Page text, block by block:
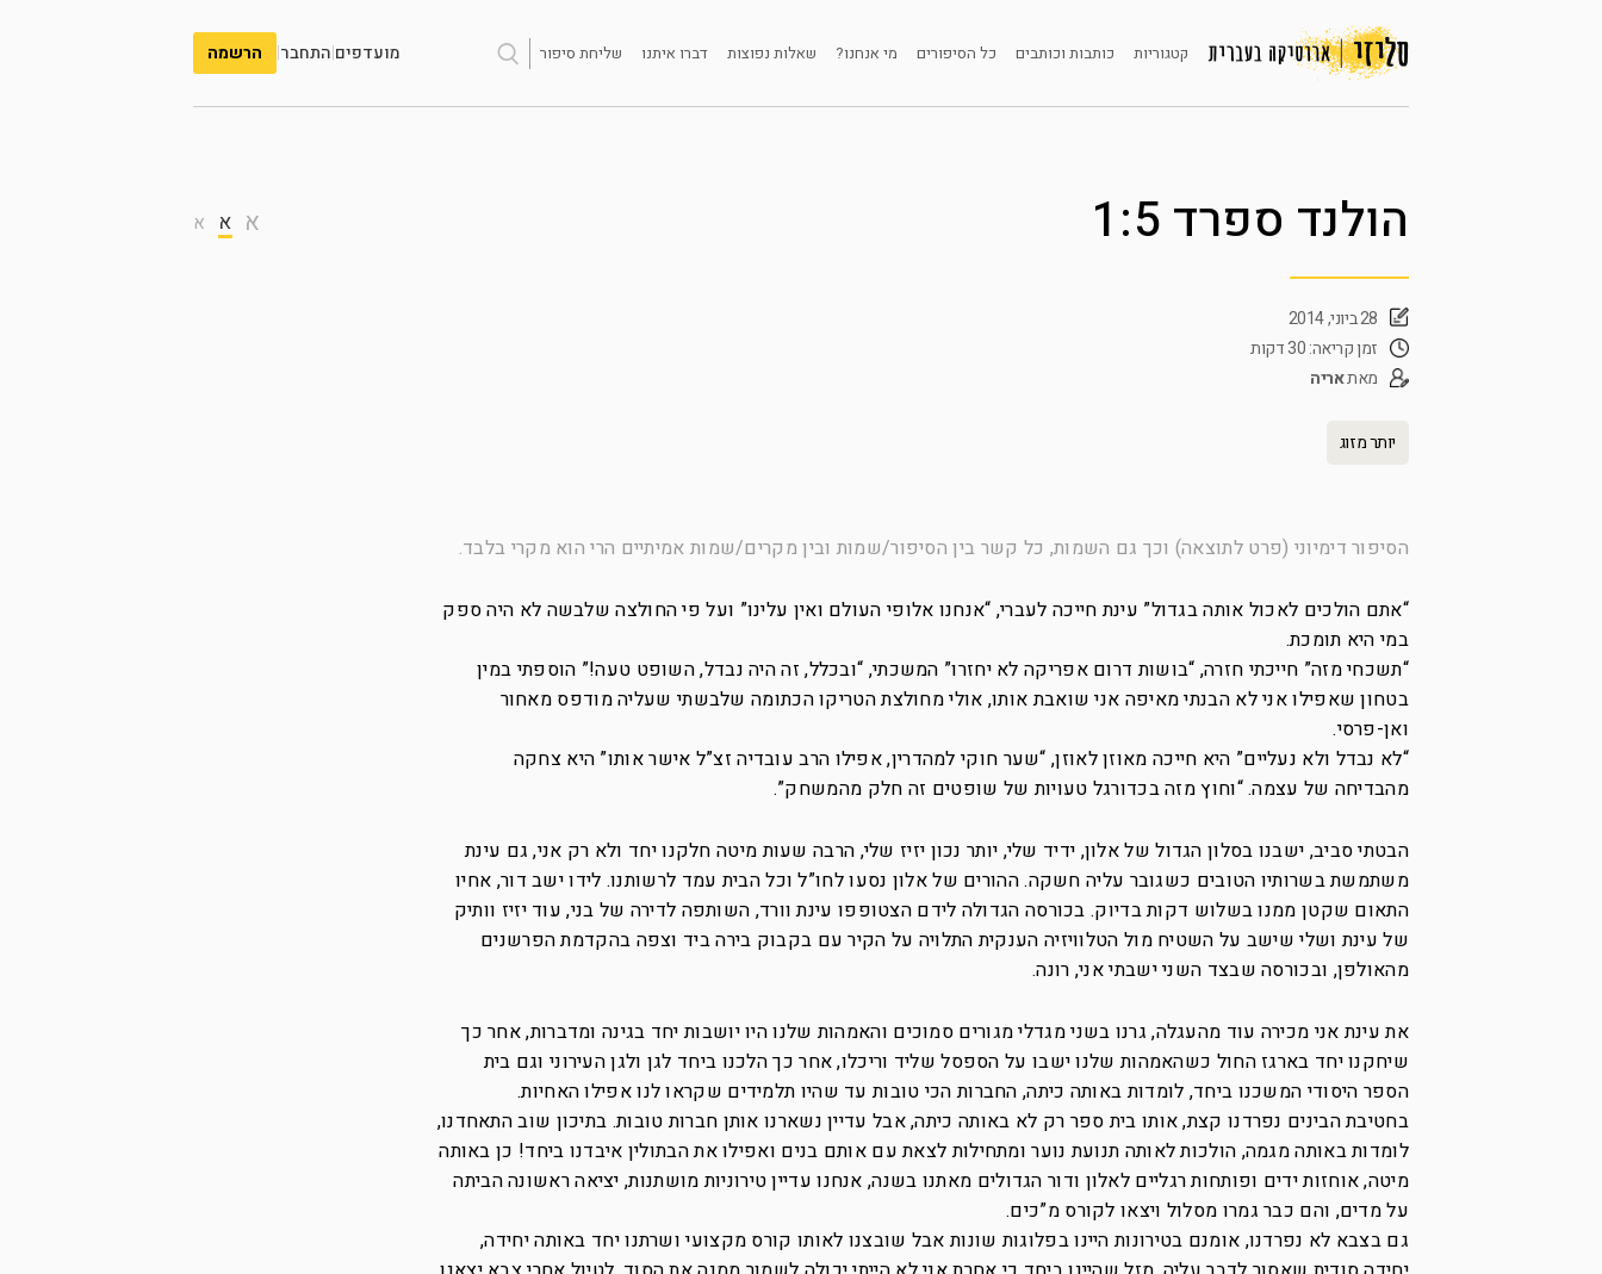
קטגוריות כותבות וכותבים כל הסיפורים מי אנחנו? שאלות נפוצות דברו איתנו שליחת סיפור מועדפים|התחבר| הרשמה
הולנד ספרד 1:5 א א א
28 ביוני, 2014
זמן קריאה: 30 דקות
מאתאריה
יותר מזוג
הסיפור דימיוני (פרט לתוצאה) וכך גם השמות, כל קשר בין הסיפור/שמות ובין מקרים/שמות אמיתיים הרי הוא מקרי בלבד.
“אתם הולכים לאכול אותה בגדול” עינת חייכה לעברי, “אנחנו אלופי העולם ואין עלינו” ועל פי החולצה שלבשה לא היה ספק
במי היא תומכת.
“תשכחי מזה” חייכתי חזרה, “בושות דרום אפריקה לא יחזרו” המשכתי, “ובכלל, זה היה נבדל, השופט טעה!” הוספתי במין
בטחון שאפילו אני לא הבנתי מאיפה אני שואבת אותו, אולי מחולצת הטריקו הכתומה שלבשתי שעליה מודפס מאחור
ואן-פרסי.
“לא נבדל ולא נעליים” היא חייכה מאוזן לאוזן, “שער חוקי למהדרין, אפילו הרב עובדיה זצ”ל אישר אותו” היא צחקה
מהבדיחה של עצמה. “וחוץ מזה בכדורגל טעויות של שופטים זה חלק מהמשחק”.
הבטתי סביב, ישבנו בסלון הגדול של אלון, ידיד שלי, יותר נכון יזיז שלי, הרבה שעות מיטה חלקנו יחד ולא רק אני, גם עינת
משתמשת בשרותיו הטובים כשגובר עליה חשקה. ההורים של אלון נסעו לחו”ל וכל הבית עמד לרשותנו. לידו ישב דור, אחיו
התאום שקטן ממנו בשלוש דקות בדיוק. בכורסה הגדולה לידם הצטופפו עינת וורד, השותפה לדירה של בני, עוד יזיז וותיק
של עינת ושלי שישב על השטיח מול הטלוויזיה הענקית התלויה על הקיר עם בקבוק בירה ביד וצפה בהקדמת הפרשנים
מהאולפן, ובכורסה שבצד השני ישבתי אני, רונה.
את עינת אני מכירה עוד מהעגלה, גרנו בשני מגדלי מגורים סמוכים והאמהות שלנו היו יושבות יחד בגינה ומדברות, אחר כך
שיחקנו יחד בארגז החול כשהאמהות שלנו ישבו על הספסל שליד וריכלו, אחר כך הלכנו ביחד לגן ולגן העירוני וגם בית
הספר היסודי המשכנו ביחד, לומדות באותה כיתה, החברות הכי טובות עד שהיו תלמידים שקראו לנו אפילו האחיות.
בחטיבת הבינים נפרדנו קצת, אותו בית ספר רק לא באותה כיתה, אבל עדיין נשארנו אותן חברות טובות. בתיכון שוב התאחדנו,
לומדות באותה מגמה, הולכות לאותה תנועת נוער ומתחילות לצאת עם אותם בנים ואפילו את הבתולין איבדנו ביחד! כן באותה
מיטה, אוחזות ידים ופותחות רגליים לאלון ודור הגדולים מאתנו בשנה, אנחנו עדיין טירוניות מושתנות, יציאה ראשונה הביתה
על מדים, והם כבר גמרו מסלול ויצאו לקורס מ”כים.
גם בצבא לא נפרדנו, אומנם בטירונות היינו בפלוגות שונות אבל שובצנו לאותו קורס מקצועי ושרתנו יחד באותה יחידה,